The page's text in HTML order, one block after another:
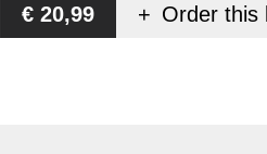
€ 20,99 + Order this